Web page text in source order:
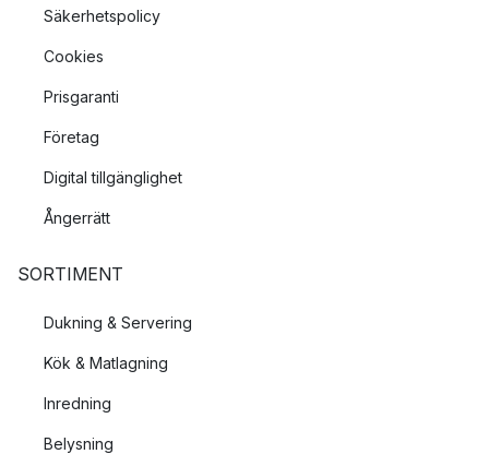
Säkerhetspolicy
Cookies
Prisgaranti
Företag
Digital tillgänglighet
Ångerrätt
SORTIMENT
Dukning & Servering
Kök & Matlagning
Inredning
Belysning